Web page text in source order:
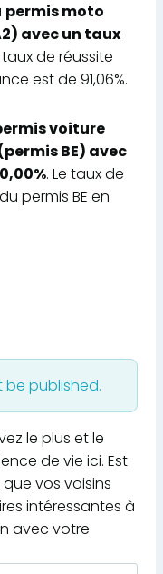
permis moto
avec un taux
taux de réussite
est de 91,06%.
voiture
BE) avec
. Le taux de
permis BE en
be published.
le plus et le
de vie ici. Est-
vos voisins
intéressantes à
avec votre